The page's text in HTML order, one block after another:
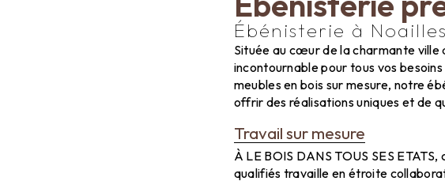
Ébénisterie à Noailles
Située au cœur de la charmante ville
incontournable pour tous vos
meubles en bois sur mesure, notre
offrir des réalisations uniques et de
Travail sur mesure
À LE BOIS DANS TOUS SES
qualifiés travaille en étroite